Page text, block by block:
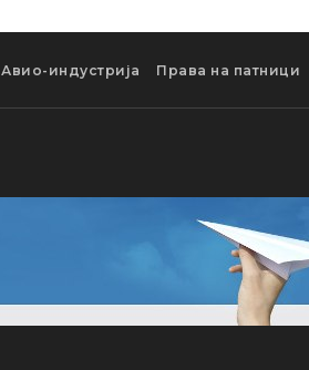
Авио-индустрија Права на патници